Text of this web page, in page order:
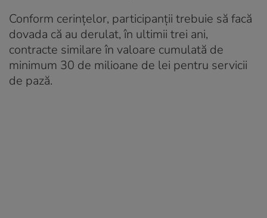
Conform cerințelor, participanții trebuie să facă
dovada că au derulat, în ultimii trei ani,
contracte similare în valoare cumulată de
minimum 30 de milioane de lei pentru servicii
de pază.